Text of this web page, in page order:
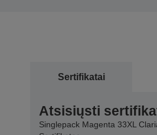
Sertifikatai
Atsisiųsti
Singlepack Magenta 33XL